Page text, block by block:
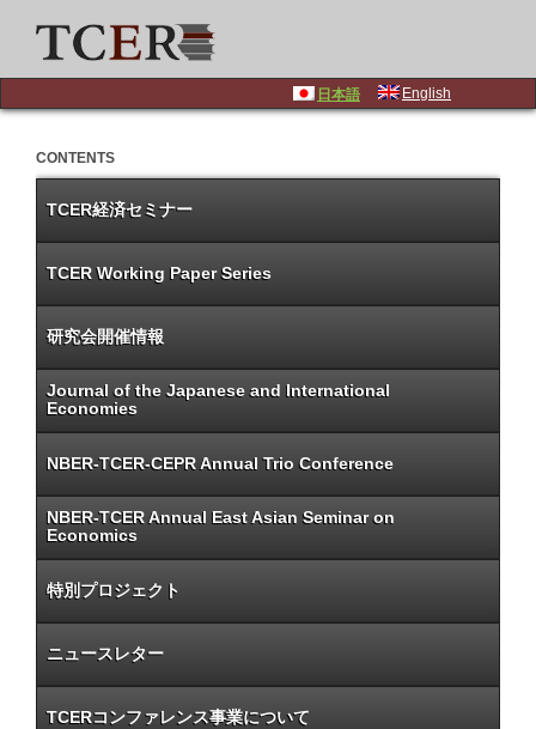
日本語 English
CONTENTS
TCER経済セミナー
TCER Working Paper Series
研究会開催情報
Journal of the Japanese and International
Economies
NBER-TCER-CEPR Annual Trio Conference
NBER-TCER Annual East Asian Seminar on
Economics
特別プロジェクト
ニュースレター
TCERコンファレンス事業について